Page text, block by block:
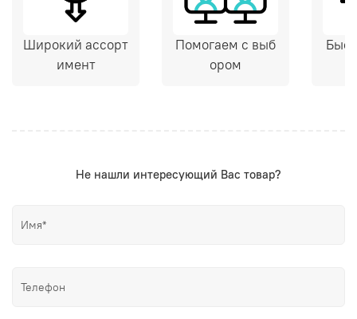
Широкий ассорт
имент
Помогаем с выб
ором
Не нашли интересующий Вас товар?